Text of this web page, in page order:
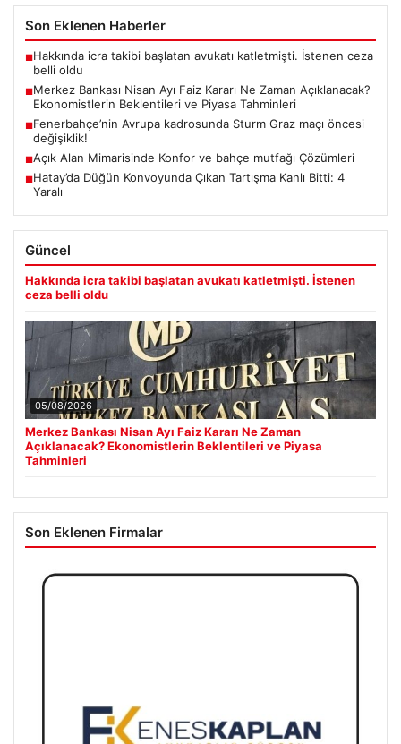
Son Eklenen Haberler
■Hakkında icra takibi başlatan avukatı katletmişti. İstenen ceza
belli oldu
■Merkez Bankası Nisan Ayı Faiz Kararı Ne Zaman Açıklanacak?
Ekonomistlerin Beklentileri ve Piyasa Tahminleri
■Fenerbahçe’nin Avrupa kadrosunda Sturm Graz maçı öncesi
değişiklik!
■Açık Alan Mimarisinde Konfor ve bahçe mutfağı Çözümleri
■Hatay’da Düğün Konvoyunda Çıkan Tartışma Kanlı Bitti: 4
Yaralı
Güncel
Hakkında icra takibi başlatan avukatı katletmişti. İstenen
ceza belli oldu
05/08/2026
Merkez Bankası Nisan Ayı Faiz Kararı Ne Zaman
Açıklanacak? Ekonomistlerin Beklentileri ve Piyasa
Tahminleri
Son Eklenen Firmalar